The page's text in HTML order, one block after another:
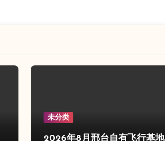
未分类
2026年8月邢台自有飞行基地